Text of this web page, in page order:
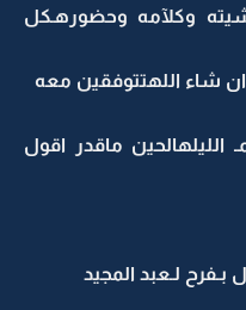
وكلآمه وحضورهـكل
شاء اللهتتوفقين معه
ماقدر اقول
لـعبد المجيد